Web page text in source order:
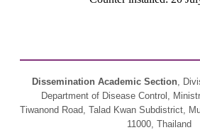
Dissemination Academic Section,
Department of Disease Control,
Tiwanond Road, Talad Kwan Subdistrict,
11000, Thailand